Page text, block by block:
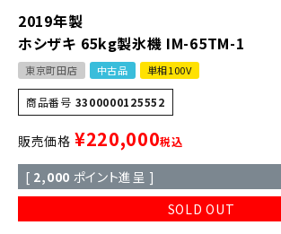
2019年製
ホシザキ 65kg製氷機 IM-65TM-1
東京町田店 中古品 単相100V
商品番号 3300000125552
販売価格 ¥220,000税込
[ 2,000 ポイント進呈 ]
SOLD OUT